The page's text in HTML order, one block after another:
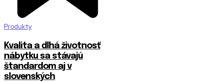
Produkty
​Kvalita a dlhá životnosť
nábytku sa stávajú
štandardom aj v
slovenských